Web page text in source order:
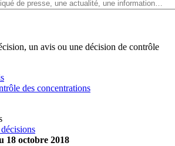
un avis ou une décision de contrôle
des concentrations
18 octobre 2018